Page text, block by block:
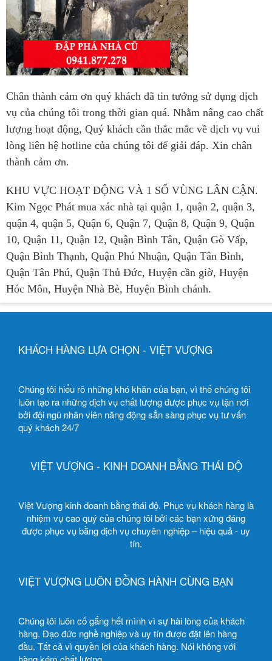
Chân thành cảm ơn quý khách đã tin tưởng sử dụng dịch
vụ của chúng tôi trong thời gian quá. Nhằm nâng cao chất
lượng hoạt động, Quý khách cần thắc mắc về dịch vụ vui
lòng liên hệ hotline của chúng tôi để giải đáp. Xin chân
thành cảm ơn.
KHU VỰC HOẠT ĐỘNG VÀ 1 SỐ VÙNG LÂN CẬN.
Kim Ngọc Phát mua xác nhà tại quận 1, quận 2, quận 3,
quận 4, quận 5, Quận 6, Quận 7, Quận 8, Quận 9, Quận
10, Quận 11, Quận 12, Quận Bình Tân, Quận Gò Vấp,
Quận Bình Thạnh, Quận Phú Nhuận, Quận Tân Bình,
Quận Tân Phú, Quận Thủ Đức, Huyện cần giờ, Huyện
Hóc Môn, Huyện Nhà Bè, Huyện Bình chánh.
KHÁCH HÀNG LỰA CHỌN - VIỆT VƯỢNG
Chúng tôi hiểu rõ những khó khăn của bạn, vì thế chúng tôi
luôn tạo ra những dịch vụ chất lượng được phục vụ tận nơi
bởi đội ngũ nhân viên năng động sẳn sàng phục vụ tư vấn
quý khách 24/7
VIỆT VƯỢNG - KINH DOANH BẰNG THÁI ĐỘ
Việt Vượng kinh doanh bằng thái độ. Phục vụ khách hàng là
nhiệm vụ cao quý của chúng tôi bởi các bạn xứng đáng
được phục vụ bằng dịch vụ chuyên nghiệp – hiệu quả - uy
tín.
VIỆT VƯỢNG LUÔN ĐỒNG HÀNH CÙNG BẠN
Chúng tôi luôn cố gắng hết mình vì sự hài lòng của khách
hàng. Đạo đức nghề nghiệp và uy tín được đặt lên hàng
đầu. Tất cả vì quyền lợi của khách hàng. Nói không với